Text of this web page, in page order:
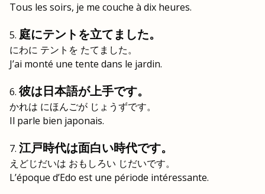
Tous les soirs, je me couche à dix heures.
庭にテントを立てました。
にわに テントを たてました。
J’ai monté une tente dans le jardin.
彼は日本語が上手です。
かれは にほんごが じょうずです。
Il parle bien japonais.
江戸時代は面白い時代です。
えどじだいは おもしろい じだいです。
L’époque d’Edo est une période intéressante.